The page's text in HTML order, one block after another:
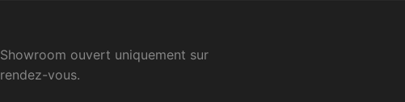
Showroom ouvert uniquement sur
rendez-vous.